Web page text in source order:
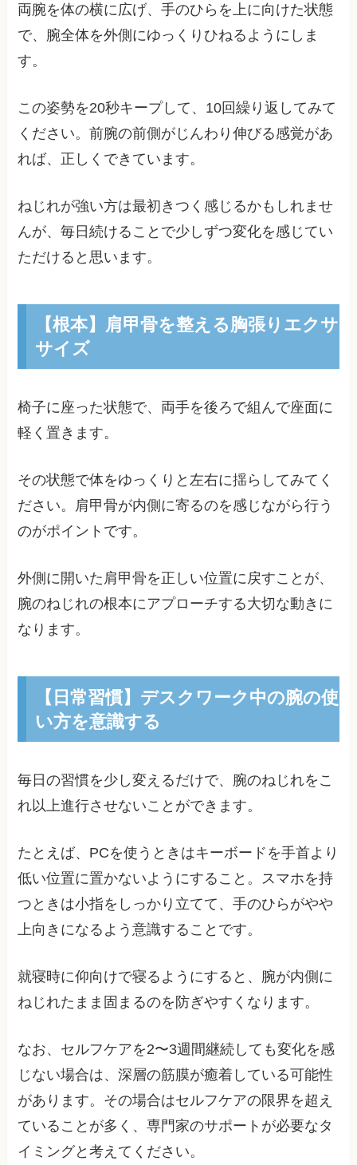
両腕を体の横に広げ、手のひらを上に向けた状態
で、腕全体を外側にゆっくりひねるようにしま
す。
この姿勢を20秒キープして、10回繰り返してみて
ください。前腕の前側がじんわり伸びる感覚があ
れば、正しくできています。
ねじれが強い方は最初きつく感じるかもしれませ
んが、毎日続けることで少しずつ変化を感じてい
ただけると思います。
【根本】肩甲骨を整える胸張りエクサ
サイズ
椅子に座った状態で、両手を後ろで組んで座面に
軽く置きます。
その状態で体をゆっくりと左右に揺らしてみてく
ださい。肩甲骨が内側に寄るのを感じながら行う
のがポイントです。
外側に開いた肩甲骨を正しい位置に戻すことが、
腕のねじれの根本にアプローチする大切な動きに
なります。
【日常習慣】デスクワーク中の腕の使
い方を意識する
毎日の習慣を少し変えるだけで、腕のねじれをこ
れ以上進行させないことができます。
たとえば、PCを使うときはキーボードを手首より
低い位置に置かないようにすること。スマホを持
つときは小指をしっかり立てて、手のひらがやや
上向きになるよう意識することです。
就寝時に仰向けで寝るようにすると、腕が内側に
ねじれたまま固まるのを防ぎやすくなります。
なお、セルフケアを2〜3週間継続しても変化を感
じない場合は、深層の筋膜が癒着している可能性
があります。その場合はセルフケアの限界を超え
ていることが多く、専門家のサポートが必要なタ
イミングと考えてください。